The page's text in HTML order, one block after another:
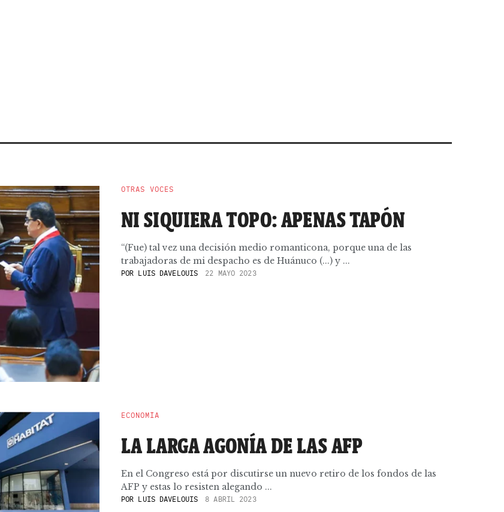
OTRAS VOCES
NI SIQUIERA TOPO: APENAS TAPÓN
“(Fue) tal vez una decisión medio romanticona, porque una de las
trabajadoras de mi despacho es de Huánuco (...) y ...
POR LUIS DAVELOUIS 22 MAYO 2023
ECONOMÍA
LA LARGA AGONÍA DE LAS AFP
En el Congreso está por discutirse un nuevo retiro de los fondos de las
AFP y estas lo resisten alegando ...
POR LUIS DAVELOUIS 8 ABRIL 2023